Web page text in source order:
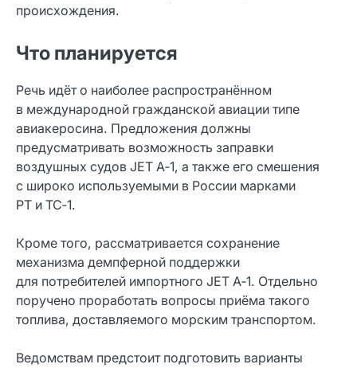
происхождения.
Что планируется
Речь идёт о наиболее распространённом
в международной гражданской авиации типе
авиакеросина. Предложения должны
предусматривать возможность заправки
воздушных судов JET A‑1, а также его смешения
с широко используемыми в России марками
РТ и ТС‑1.
Кроме того, рассматривается сохранение
механизма демпферной поддержки
для потребителей импортного JET A‑1. Отдельно
поручено проработать вопросы приёма такого
топлива, доставляемого морским транспортом.
Ведомствам предстоит подготовить варианты